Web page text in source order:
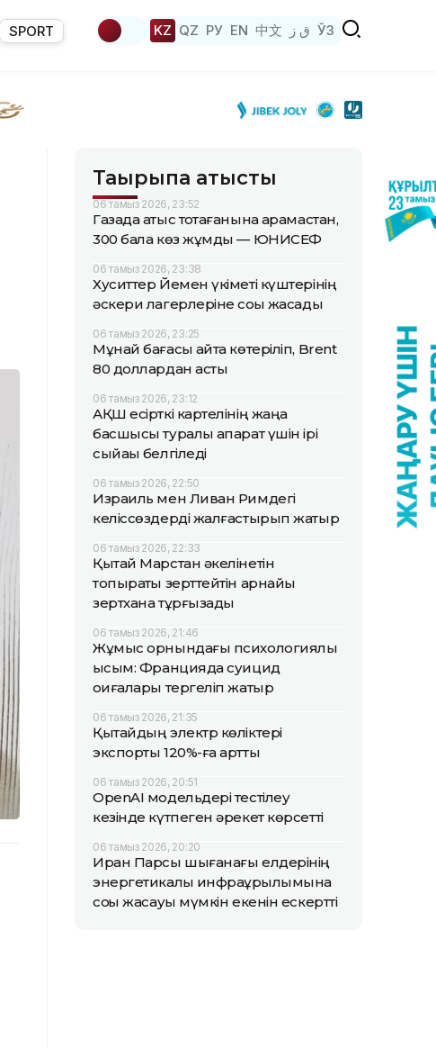
SPORT KZ QZ РУ EN 中文 ق ز ЎЗ
Тақырыпқа қатысты
06 тамыз 2026, 23:52
Газада атыс тоқтағанына қарамастан,
300 бала көз жұмды — ЮНИСЕФ
06 тамыз 2026, 23:38
Хуситтер Йемен үкіметі күштерінің
әскери лагерлеріне соққы жасады
06 тамыз 2026, 23:25
Мұнай бағасы қайта көтеріліп, Brent
80 доллардан асты
06 тамыз 2026, 23:12
АҚШ есірткі картелінің жаңа
басшысы туралы ақпарат үшін ірі
сыйақы белгіледі
06 тамыз 2026, 22:50
Израиль мен Ливан Римдегі
келіссөздерді жалғастырып жатыр
06 тамыз 2026, 22:33
Қытай Марстан әкелінетін
топырақты зерттейтін арнайы
зертхана тұрғызады
06 тамыз 2026, 21:46
Жұмыс орнындағы психологиялық
қысым: Францияда суицид
оқиғалары тергеліп жатыр
06 тамыз 2026, 21:35
Қытайдың электр көліктері
экспорты 120%-ға артты
06 тамыз 2026, 20:51
OpenAI модельдері тестілеу
кезінде күтпеген әрекет көрсетті
06 тамыз 2026, 20:20
Иран Парсы шығанағы елдерінің
энергетикалық инфрақұрылымына
соққы жасауы мүмкін екенін ескертті